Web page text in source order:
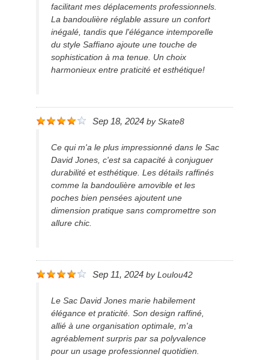
facilitant mes déplacements professionnels.
La bandoulière réglable assure un confort
inégalé, tandis que l'élégance intemporelle
du style Saffiano ajoute une touche de
sophistication à ma tenue. Un choix
harmonieux entre praticité et esthétique!
Sep 18, 2024 by Skate8
Ce qui m'a le plus impressionné dans le Sac
David Jones, c'est sa capacité à conjuguer
durabilité et esthétique. Les détails raffinés
comme la bandoulière amovible et les
poches bien pensées ajoutent une
dimension pratique sans compromettre son
allure chic.
Sep 11, 2024 by Loulou42
Le Sac David Jones marie habilement
élégance et praticité. Son design raffiné,
allié à une organisation optimale, m'a
agréablement surpris par sa polyvalence
pour un usage professionnel quotidien.